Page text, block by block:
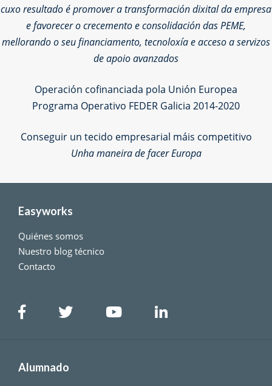
cuxo resultado é promover a transformación dixital da empresa
e favorecer o crecemento e consolidación das PEME,
mellorando o seu financiamento, tecnoloxía e acceso a servizos
de apoio avanzados
Operación cofinanciada pola Unión Europea
Programa Operativo FEDER Galicia 2014-2020
Conseguir un tecido empresarial máis competitivo
Unha maneira de facer Europa
Easyworks
Quiénes somos
Nuestro blog técnico
Contacto
Alumnado